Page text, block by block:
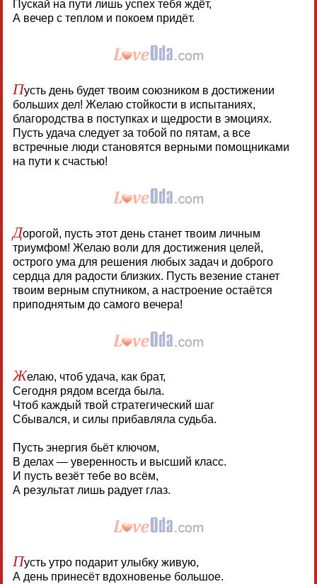
Пускай на пути лишь успех тебя ждёт,
А вечер с теплом и покоем придёт.
Пусть день будет твоим союзником в достижении
больших дел! Желаю стойкости в испытаниях,
благородства в поступках и щедрости в эмоциях.
Пусть удача следует за тобой по пятам, а все
встречные люди становятся верными помощниками
на пути к счастью!
Дорогой, пусть этот день станет твоим личным
триумфом! Желаю воли для достижения целей,
острого ума для решения любых задач и доброго
сердца для радости близких. Пусть везение станет
твоим верным спутником, а настроение остаётся
приподнятым до самого вечера!
Желаю, чтоб удача, как брат,
Сегодня рядом всегда была.
Чтоб каждый твой стратегический шаг
Сбывался, и силы прибавляла судьба.
Пусть энергия бьёт ключом,
В делах — уверенность и высший класс.
И пусть везёт тебе во всём,
А результат лишь радует глаз.
Пусть утро подарит улыбку живую,
А день принесёт вдохновенье большое.